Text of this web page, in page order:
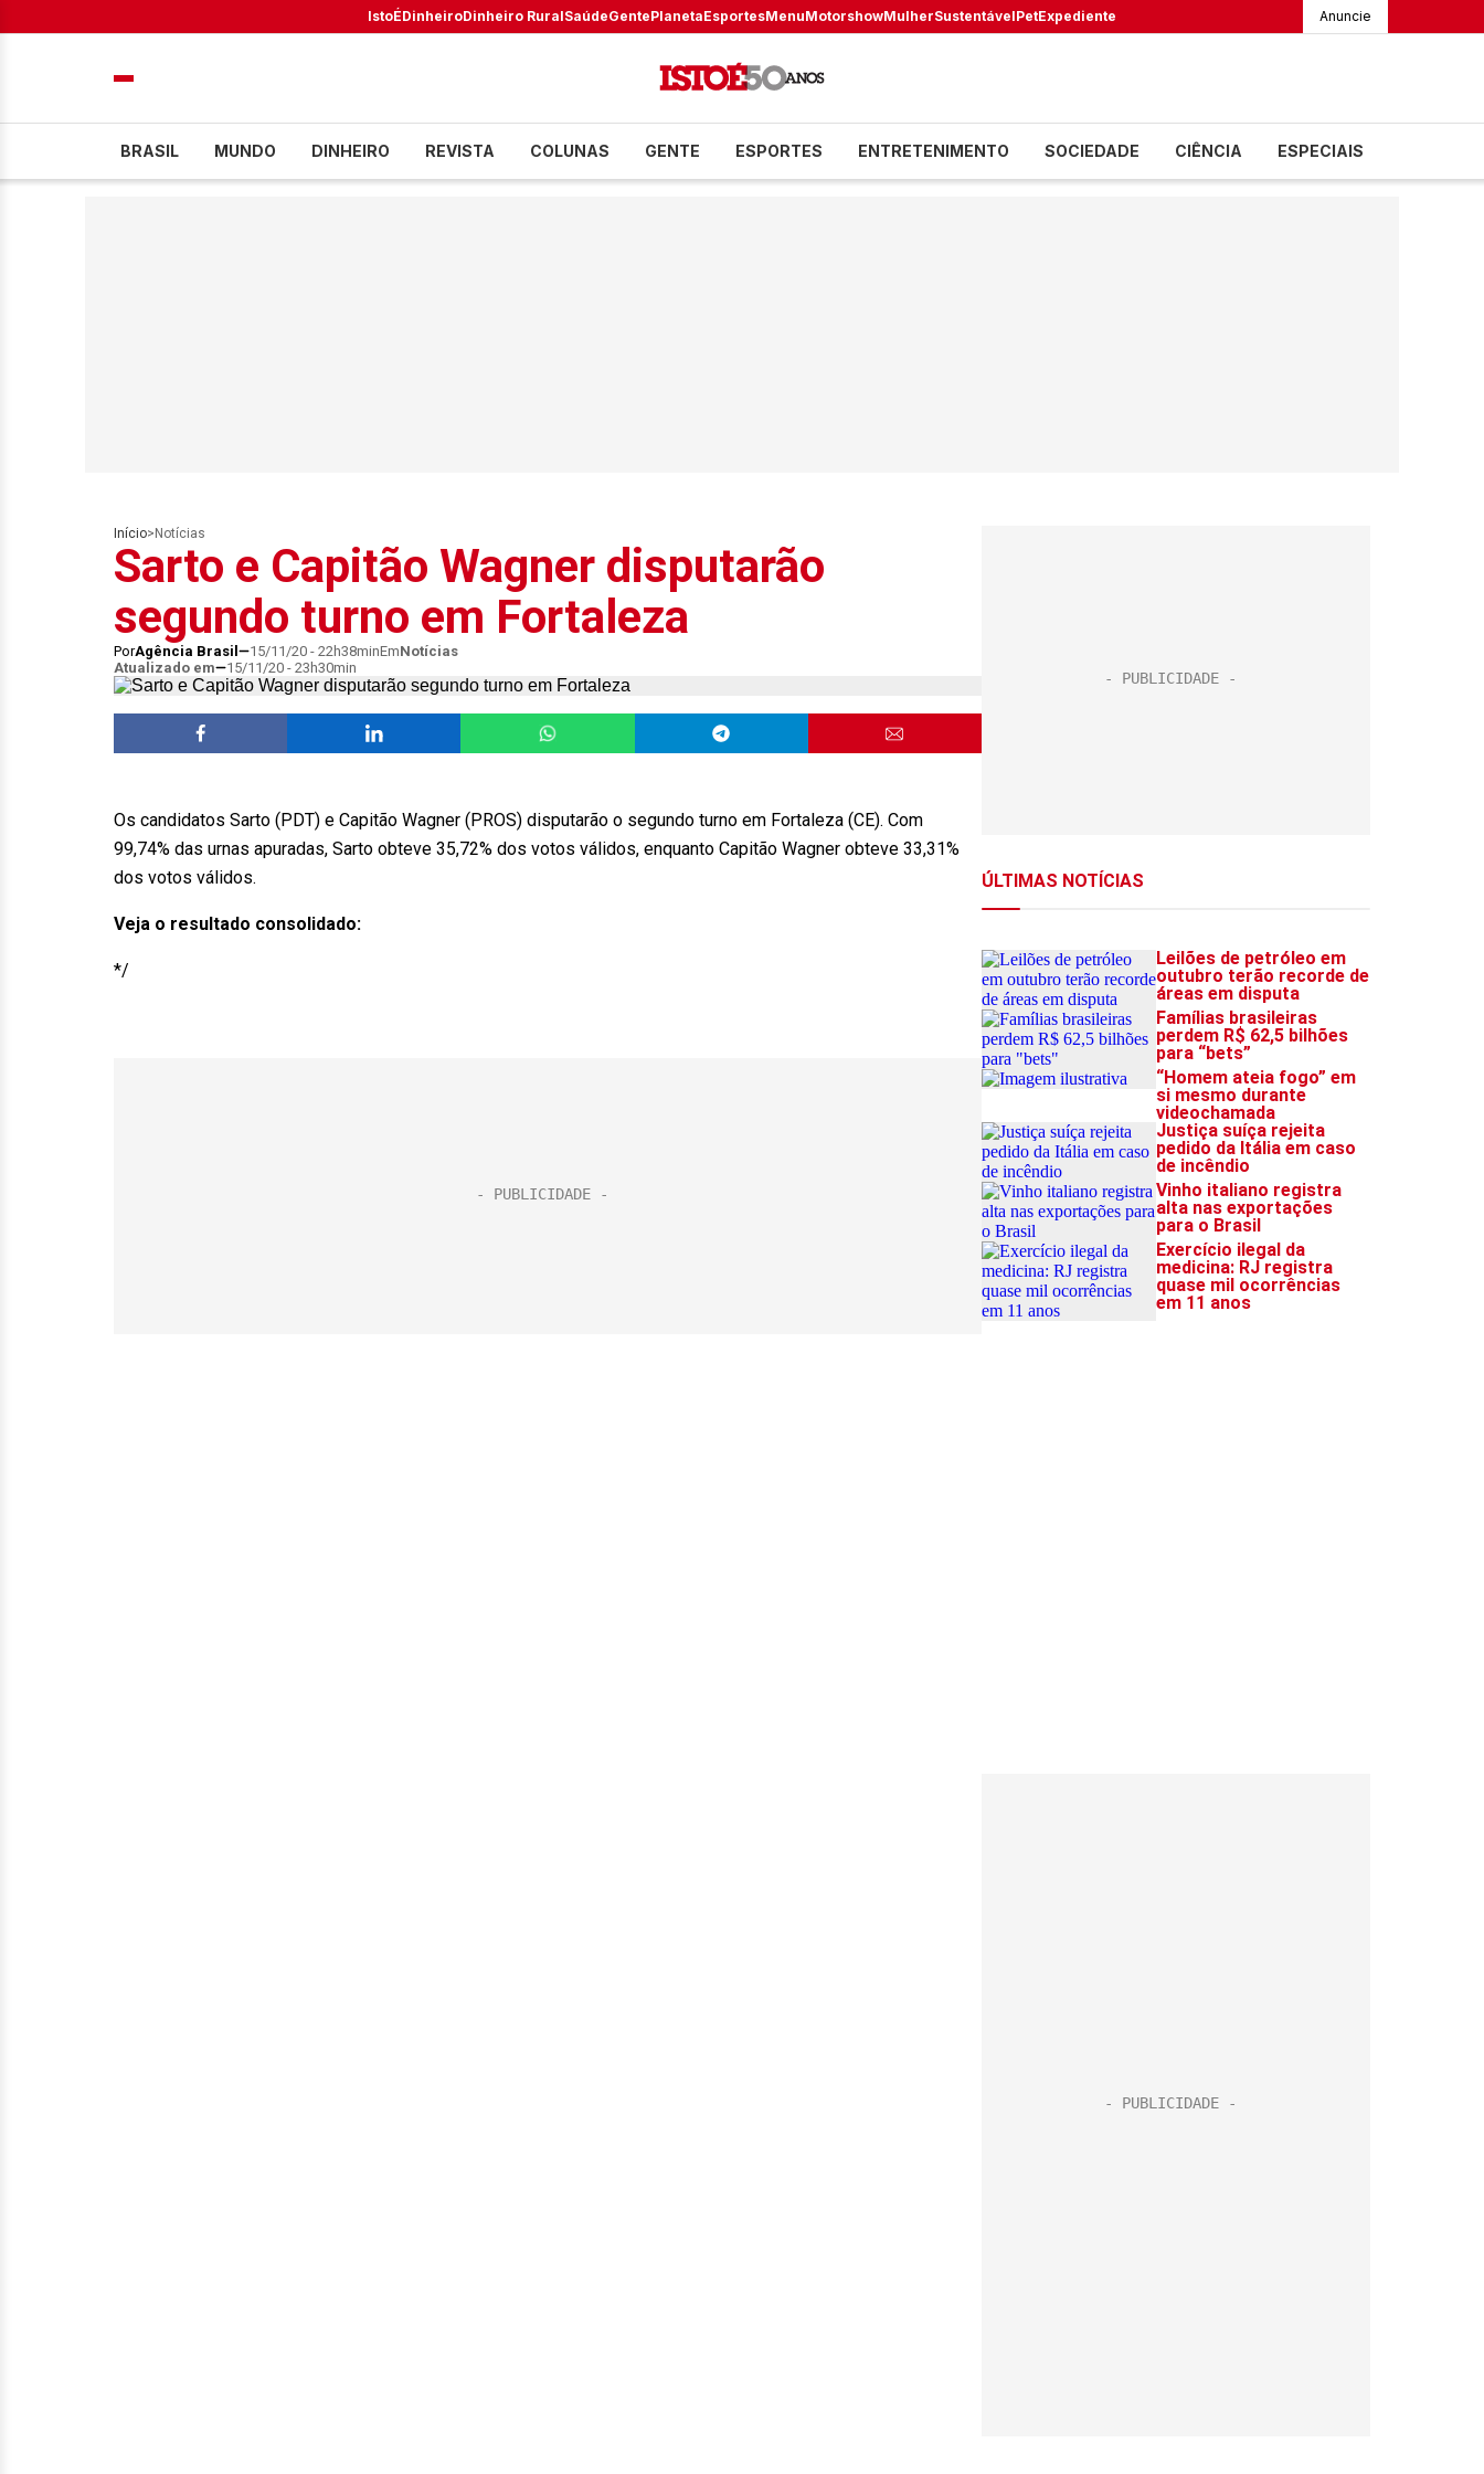
IstoÉDinheiroDinheiro RuralSaúdeGentePlanetaEsportesMenuMotorshowMulherSustentávelPetExpediente Anuncie
BRASIL MUNDO DINHEIRO REVISTA COLUNAS GENTE ESPORTES ENTRETENIMENTO SOCIEDADE CIÊNCIA ESPECIAIS
Início> Notícias
Sarto e Capitão Wagner disputarão
segundo turno em Fortaleza
PorAgência Brasil 15/11/20 - 22h38minEmNotícias
Atualizado em
15/11/20 - 23h30min
Os candidatos Sarto (PDT) e Capitão Wagner (PROS) disputarão o segundo turno em Fortaleza (CE). Com
99,74% das urnas apuradas, Sarto obteve 35,72% dos votos válidos, enquanto Capitão Wagner obteve 33,31%
dos votos válidos.
Veja o resultado consolidado:
*/